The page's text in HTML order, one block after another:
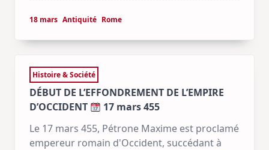
18 mars Antiquité Rome
Histoire & Société
DÉBUT DE L’EFFONDREMENT DE L’EMPIRE
D’OCCIDENT
17 mars 455
Le 17 mars 455, Pétrone Maxime est proclamé
empereur romain d'Occident, succédant à